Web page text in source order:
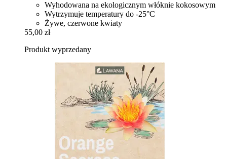
Wyhodowana na ekologicznym włóknie kokosowym
Wytrzymuje temperatury do -25°C
Żywe, czerwone kwiaty
55,00 zł
Produkt wyprzedany